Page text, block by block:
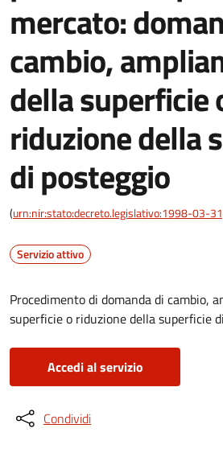
mercato:
cambio,
della superficie
riduzione della
di posteggio
(urn:nir:stato:decreto.legislativo:1998-03-
Servizio attivo
Procedimento di domanda di cambio,
superficie o riduzione della superficie
Accedi al servizio
Condividi